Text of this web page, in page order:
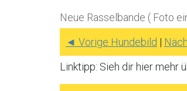
Neue Rasselbande ( Foto
◄ Vorige Hundebild |
Linktipp: Sieh dir hier mehr